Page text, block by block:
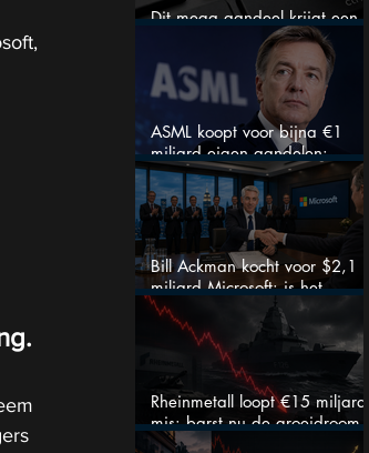
Dit mega aandeel krijgt een
zeldzaam verkoopadvies
ASML koopt voor bijna €1
miljard eigen aandelen:
slimme zet of dure timing?
Bill Ackman kocht voor $2,1
miljard Microsoft: is het
aandeel na de koerssprong
nog aantrekkelijk?
Rheinmetall loopt €15 miljard
mis: barst nu de groeidroom
van het defensiebedrijf?